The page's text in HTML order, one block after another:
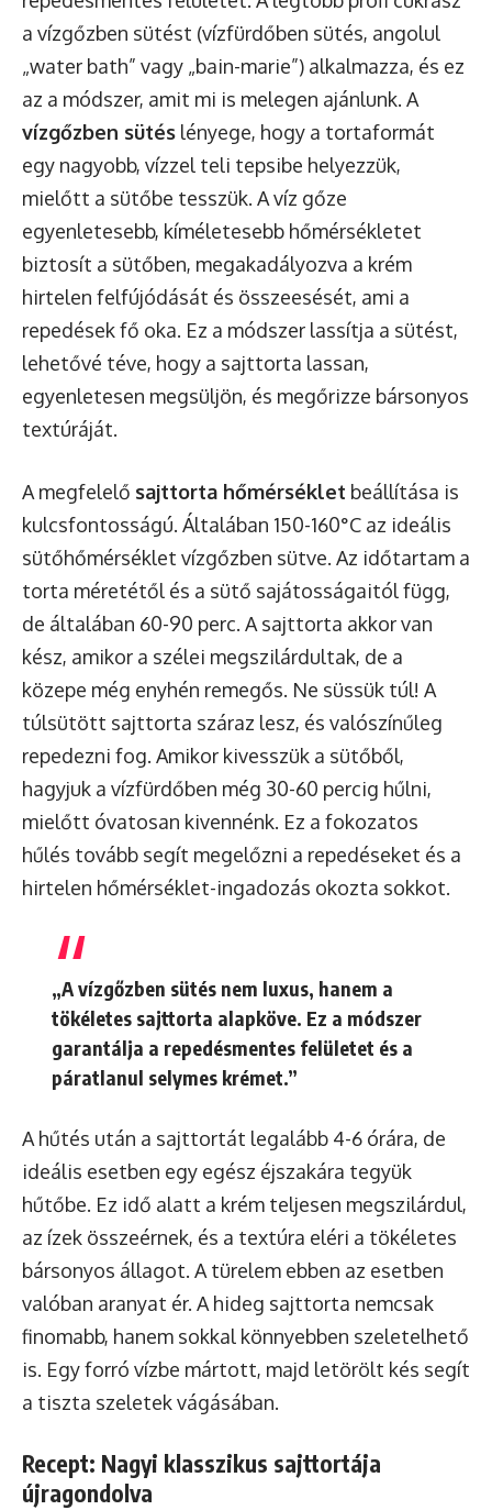
a vízgőzben sütést (vízfürdőben sütés, angolul
„water bath” vagy „bain-marie”) alkalmazza, és ez
az a módszer, amit mi is melegen ajánlunk. A
vízgőzben sütés lényege, hogy a tortaformát
egy nagyobb, vízzel teli tepsibe helyezzük,
mielőtt a sütőbe tesszük. A víz gőze
egyenletesebb, kíméletesebb hőmérsékletet
biztosít a sütőben, megakadályozva a krém
hirtelen felfújódását és összeesését, ami a
repedések fő oka. Ez a módszer lassítja a sütést,
lehetővé téve, hogy a sajttorta lassan,
egyenletesen megsüljön, és megőrizze bársonyos
textúráját.
A megfelelő sajttorta hőmérséklet beállítása is
kulcsfontosságú. Általában 150-160°C az ideális
sütőhőmérséklet vízgőzben sütve. Az időtartam a
torta méretétől és a sütő sajátosságaitól függ,
de általában 60-90 perc. A sajttorta akkor van
kész, amikor a szélei megszilárdultak, de a
közepe még enyhén remegős. Ne süssük túl! A
túlsütött sajttorta száraz lesz, és valószínűleg
repedezni fog. Amikor kivesszük a sütőből,
hagyjuk a vízfürdőben még 30-60 percig hűlni,
mielőtt óvatosan kivennénk. Ez a fokozatos
hűlés tovább segít megelőzni a repedéseket és a
hirtelen hőmérséklet-ingadozás okozta sokkot.
„A vízgőzben sütés nem luxus, hanem a
tökéletes sajttorta alapköve. Ez a módszer
garantálja a repedésmentes felületet és a
páratlanul selymes krémet.”
A hűtés után a sajttortát legalább 4-6 órára, de
ideális esetben egy egész éjszakára tegyük
hűtőbe. Ez idő alatt a krém teljesen megszilárdul,
az ízek összeérnek, és a textúra eléri a tökéletes
bársonyos állagot. A türelem ebben az esetben
valóban aranyat ér. A hideg sajttorta nemcsak
finomabb, hanem sokkal könnyebben szeletelhető
is. Egy forró vízbe mártott, majd letörölt kés segít
a tiszta szeletek vágásában.
Recept: Nagyi klasszikus sajttortája
újragondolva